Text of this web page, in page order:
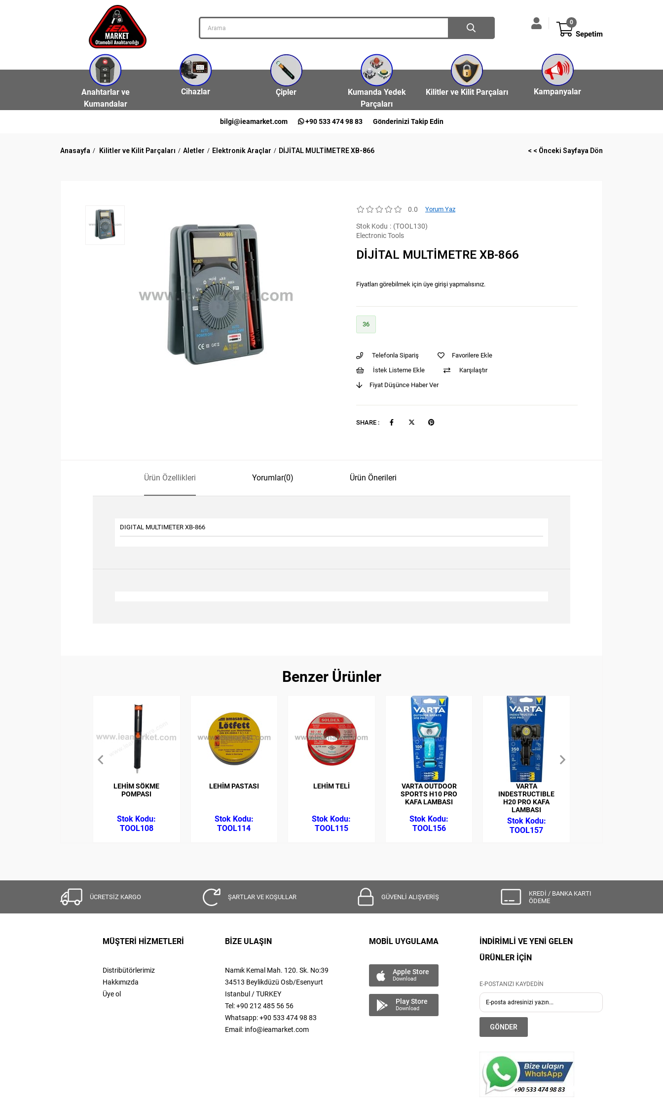
Sepetim
0
Anahtarlar ve
Kumandalar
Cihazlar Çipler
Kumanda Yedek
Parçaları
Kilitler ve Kilit Parçaları Kampanyalar
bilgi@ieamarket.com +90 533 474 98 83 Gönderinizi Takip Edin
Anasayfa Kilitler ve Kilit Parçaları Aletler Elektronik Araçlar DİJİTAL MULTİMETRE XB-866 < < Önceki Sayfaya Dön
0.0 Yorum Yaz
Stok Kodu
(TOOL130)
Electronic Tools
DİJİTAL MULTİMETRE XB-866
Fiyatları görebilmek için üye girişi yapmalısınız.
36
Telefonla Sipariş
Favorilere Ekle
İstek Listeme Ekle
Karşılaştır
Fiyat Düşünce Haber Ver
SHARE :
Ürün Özellikleri Yorumlar(0) Ürün Önerileri
DIGITAL MULTIMETER XB-866
Benzer Ürünler
LEHİM SÖKME
POMPASI
TOOL108
LEHİM PASTASI
TOOL114
LEHİM TELİ
TOOL115
VARTA OUTDOOR
SPORTS H10 PRO
KAFA LAMBASI
TOOL156
VARTA
INDESTRUCTIBLE
H20 PRO KAFA
LAMBASI
TOOL157
ÜCRETSİZ KARGO ŞARTLAR VE KOŞULLAR GÜVENLİ ALIŞVERİŞ
KREDİ / BANKA KARTI
ÖDEME
MÜŞTERİ HİZMETLERİ
Distribütörlerimiz
Hakkımızda
Üye ol
BİZE ULAŞIN
Namık Kemal Mah. 120. Sk. No:39
34513 Beylikdüzü Osb/Esenyurt
Istanbul / TURKEY
Tel: +90 212 485 56 56
Whatsapp: +90 533 474 98 83
Email: info@ieamarket.com
MOBİL UYGULAMA
Apple Store
Download
Play Store
Download
İNDİRİMLİ VE YENİ GELEN
ÜRÜNLER İÇİN
E-POSTANIZI KAYDEDİN
GÖNDER